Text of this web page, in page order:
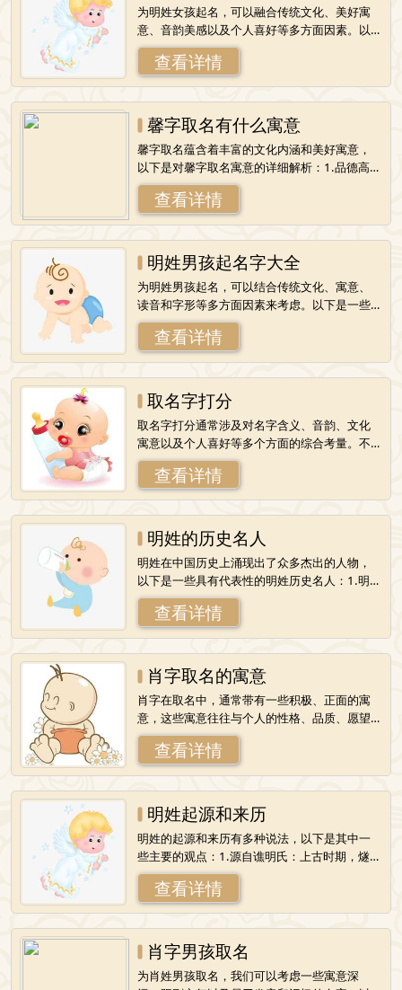
为明姓女孩起名，可以融合传统文化、美好寓
意、音韵美感以及个人喜好等多方面因素。以
下是一些建议的明姓女孩名字，供您参考和选
择：1.明蕾汐：“蕾”字寓意蓓蕾、花蕾，
查看详情
馨字取名有什么寓意
馨字取名蕴含着丰富的文化内涵和美好寓意，
以下是对馨字取名寓意的详细解析：1.品德高
尚：馨字释义为散布很远的香气，这种香气常
被用来比喻人的品德美好、高尚。因此，以
查看详情
明姓男孩起名字大全
为明姓男孩起名，可以结合传统文化、寓意、
读音和字形等多方面因素来考虑。以下是一些
建议的明姓男孩名字，供您参考和选择：1.明志
远：寓意孩子未来志向远大，前程似锦。
查看详情
取名字打分
取名字打分通常涉及对名字含义、音韵、文化
寓意以及个人喜好等多个方面的综合考量。不
同的评分系统或方法可能会有不同的标准和侧
重点。以下是一种可能的取名字打分方法，供
查看详情
明姓的历史名人
明姓在中国历史上涌现出了众多杰出的人物，
以下是一些具有代表性的明姓历史名人：1.明
文：西晋时期的司徒，位列西晋八公之一，是
明姓在政治领域的重要代表人物。2.明褒
查看详情
肖字取名的寓意
肖字在取名中，通常带有一些积极、正面的寓
意，这些寓意往往与个人的性格、品质、愿望
或未来成就等方面相关联。以下是一些基于肖
字取名的常见寓意：1.相似、相像：肖字的
查看详情
明姓起源和来历
明姓的起源和来历有多种说法，以下是其中一
些主要的观点：1.源自谯明氏：上古时期，燧人
氏为部落首领时，他的部下有一个叫明由的大
臣，是谯明氏的后裔，因为具有才能而很
查看详情
肖字男孩取名
为肖姓男孩取名，我们可以考虑一些寓意深